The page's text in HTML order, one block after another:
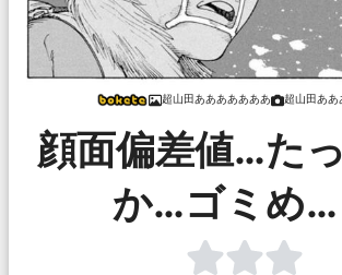
超山田あああああああ 超山田ああ
顔面偏差値…た
か…ゴミめ…